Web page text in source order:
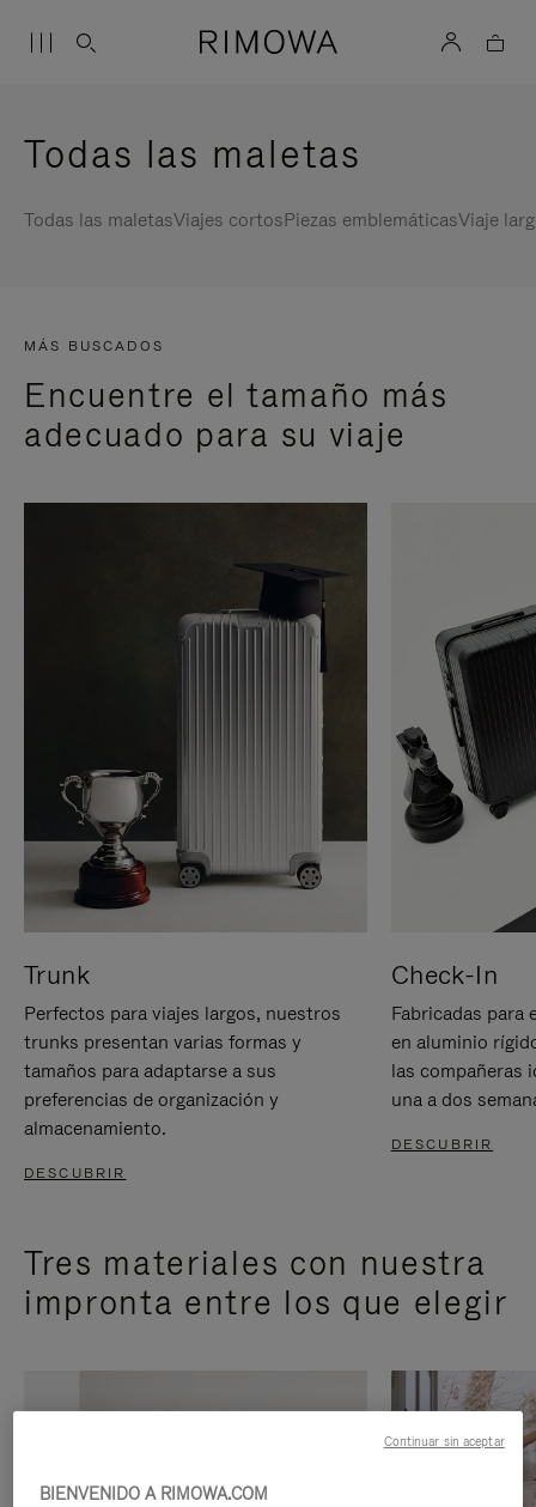
Todas las maletas
Todas las maletasViajes cortosPiezas emblemáticasViaje
MÁS BUSCADOS
Encuentre el tamaño más
adecuado para su viaje
Trunk
Perfectos para viajes largos, nuestros
trunks presentan varias formas y
tamaños para adaptarse a sus
preferencias de organización y
almacenamiento.
DESCUBRIR
Check-In
Fabricadas para
en aluminio
las compañeras
una a dos
DESCUBRIR
Tres materiales con nuestra
impronta entre los que elegir
BIENVENIDO A RIMOWA.COM
Continuar sin aceptar